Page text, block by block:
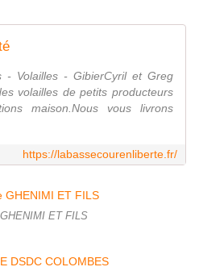
- Volailles - GibierCyril et Greg
volailles de petits producteurs
maison.Nous vous livrons
https://labassecourenliberte.fr/
ET FILS